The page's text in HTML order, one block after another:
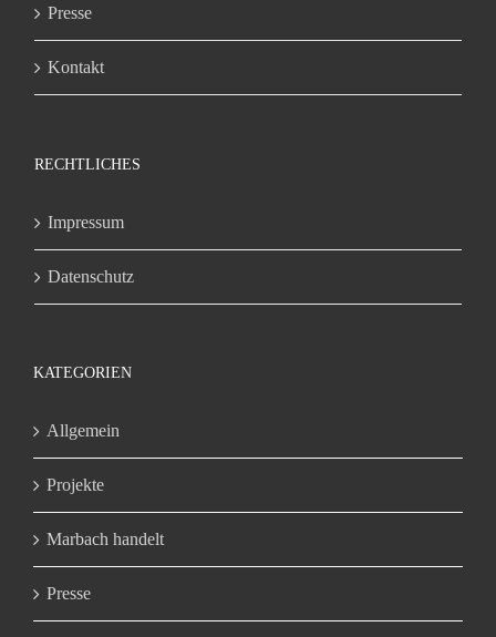
Presse
Kontakt
RECHTLICHES
Impressum
Datenschutz
KATEGORIEN
Allgemein
Projekte
Marbach handelt
Presse